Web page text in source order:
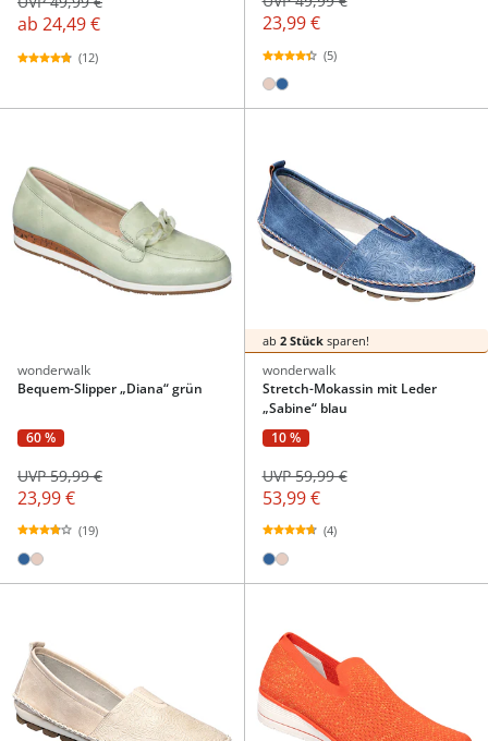
ab 24,49 €
(12)
23,99 €
(5)
wonderwalk
Bequem-Slipper „Diana“ grün
60 %
23,99 €
UVP 59,99 €
(19)
ab 2 Stücksparen!
wonderwalk
Stretch-Mokassin mit Leder
„Sabine“ blau
10 %
53,99 €
UVP 59,99 €
(4)